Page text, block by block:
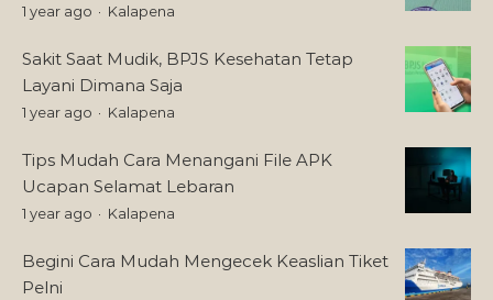
1 year ago Kalapena
Sakit Saat Mudik, BPJS Kesehatan Tetap
Layani Dimana Saja
1 year ago Kalapena
Tips Mudah Cara Menangani File APK
Ucapan Selamat Lebaran
1 year ago Kalapena
Begini Cara Mudah Mengecek Keaslian Tiket
Pelni